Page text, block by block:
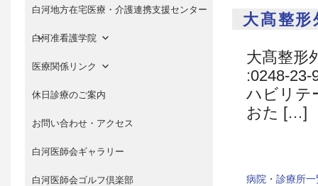
大髙整形
大髙整形
:0248-
ハビリ
おた […]
病院・診療所一
白河地方在宅医療・介護連携支援センター
白河准看護学院
医療関係リンク
休日診療のご案内
お問い合わせ・アクセス
白河医師会ギャラリー
白河医師会ゴルフ倶楽部